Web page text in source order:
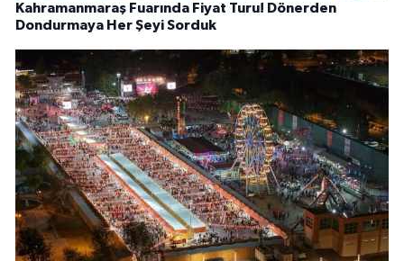
Kahramanmaraş Fuarında Fiyat Turu! Dönerden
Dondurmaya Her Şeyi Sorduk